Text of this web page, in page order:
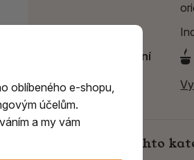
Způsob spalování
Výrobce:
Najdete v těchto
oblíbeného e-shopu,
účelům.
a my vám